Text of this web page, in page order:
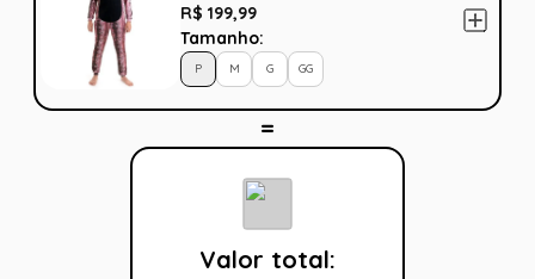
R$ 199,99
Tamanho:
P M G GG
Valor total: